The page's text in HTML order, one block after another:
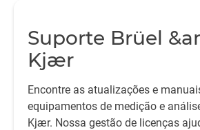
Suporte Brüel
Kjær
Encontre as atualizações e
equipamentos de medição e
Kjær. Nossa gestão de licenças